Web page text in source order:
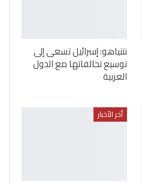
نتنياهو: إسرائيل تسعى إلى
توسيع تحالفاتها مع الدول
العربية
أخر الأخبار